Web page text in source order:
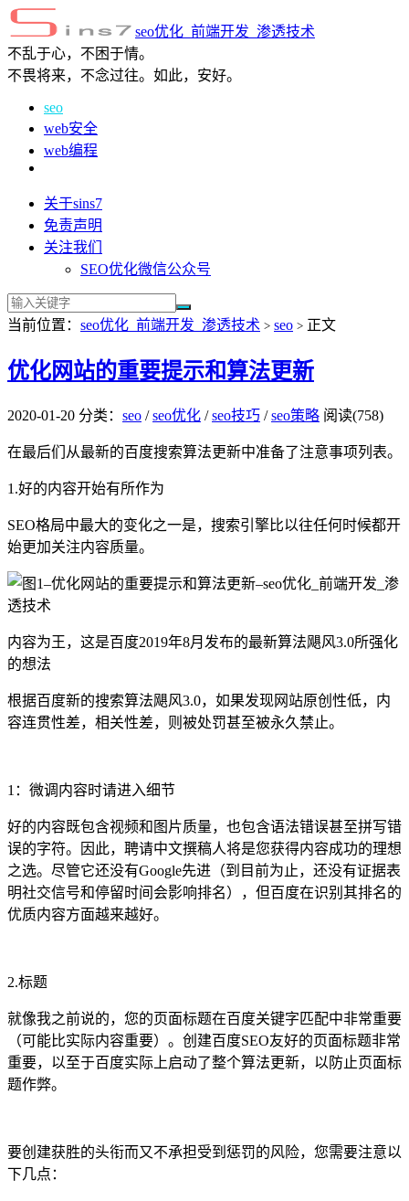
seo优化_前端开发_渗透技术
不乱于心，不困于情。
不畏将来，不念过往。如此，安好。
seo
web安全
web编程
关于sins7
免责声明
关注我们
SEO优化微信公众号
当前位置： seo优化_前端开发_渗透技术 > seo > 正文
优化网站的重要提示和算法更新
2020-01-20 分类： seo /seo优化 /seo技巧 /seo策略 阅读(758)
在最后们从最新的百度搜索算法更新中准备了注意事项列表。
1.好的内容开始有所作为
SEO格局中最大的变化之一是，搜索引擎比以往任何时候都开
始更加关注内容质量。
内容为王，这是百度2019年8月发布的最新算法飓风3.0所强化
的想法
根据百度新的搜索算法飓风3.0，如果发现网站原创性低，内
容连贯性差，相关性差，则被处罚甚至被永久禁止。
1：微调内容时请进入细节
好的内容既包含视频和图片质量，也包含语法错误甚至拼写错
误的字符。因此，聘请中文撰稿人将是您获得内容成功的理想
之选。尽管它还没有Google先进（到目前为止，还没有证据表
明社交信号和停留时间会影响排名），但百度在识别其排名的
优质内容方面越来越好。
2.标题
就像我之前说的，您的页面标题在百度关键字匹配中非常重要
（可能比实际内容重要）。创建百度SEO友好的页面标题非常
重要，以至于百度实际上启动了整个算法更新，以防止页面标
题作弊。
要创建获胜的头衔而又不承担受到惩罚的风险，您需要注意以
下几点：